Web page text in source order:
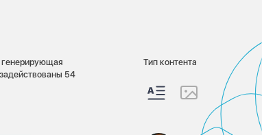
генерирующая
54
Тип контента